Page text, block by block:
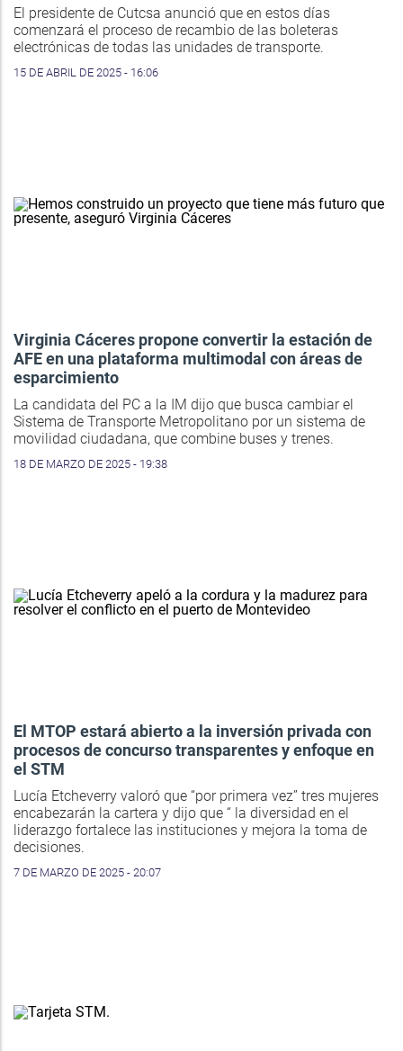
El presidente de Cutcsa anunció que en estos días
comenzará el proceso de recambio de las boleteras
electrónicas de todas las unidades de transporte.
15 DE ABRIL DE 2025 - 16:06
Virginia Cáceres propone convertir la estación de
AFE en una plataforma multimodal con áreas de
esparcimiento
La candidata del PC a la IM dijo que busca cambiar el
Sistema de Transporte Metropolitano por un sistema de
movilidad ciudadana, que combine buses y trenes.
18 DE MARZO DE 2025 - 19:38
El MTOP estará abierto a la inversión privada con
procesos de concurso transparentes y enfoque en
el STM
Lucía Etcheverry valoró que “por primera vez” tres mujeres
encabezarán la cartera y dijo que “ la diversidad en el
liderazgo fortalece las instituciones y mejora la toma de
decisiones.
7 DE MARZO DE 2025 - 20:07